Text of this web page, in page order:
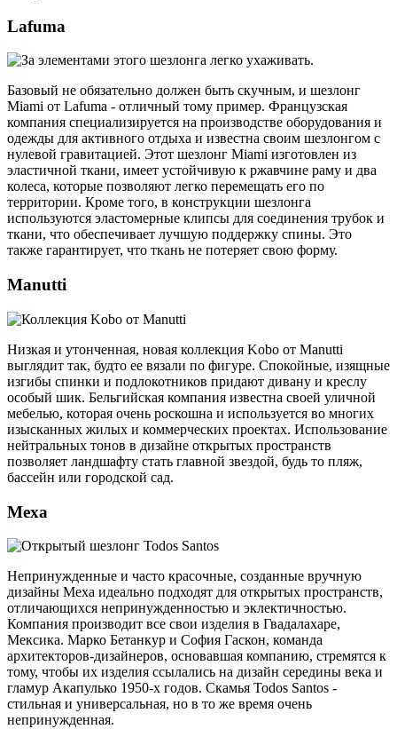
Lafuma
Базовый не обязательно должен быть скучным, и шезлонг
Miami от Lafuma - отличный тому пример. Французская
компания специализируется на производстве оборудования и
одежды для активного отдыха и известна своим шезлонгом с
нулевой гравитацией. Этот шезлонг Miami изготовлен из
эластичной ткани, имеет устойчивую к ржавчине раму и два
колеса, которые позволяют легко перемещать его по
территории. Кроме того, в конструкции шезлонга
используются эластомерные клипсы для соединения трубок и
ткани, что обеспечивает лучшую поддержку спины. Это
также гарантирует, что ткань не потеряет свою форму.
Manutti
Низкая и утонченная, новая коллекция Kobo от Manutti
выглядит так, будто ее вязали по фигуре. Спокойные, изящные
изгибы спинки и подлокотников придают дивану и креслу
особый шик. Бельгийская компания известна своей уличной
мебелью, которая очень роскошна и используется во многих
изысканных жилых и коммерческих проектах. Использование
нейтральных тонов в дизайне открытых пространств
позволяет ландшафту стать главной звездой, будь то пляж,
бассейн или городской сад.
Mexa
Непринужденные и часто красочные, созданные вручную
дизайны Mexa идеально подходят для открытых пространств,
отличающихся непринужденностью и эклектичностью.
Компания производит все свои изделия в Гвадалахаре,
Мексика. Марко Бетанкур и София Гаскон, команда
архитекторов-дизайнеров, основавшая компанию, стремятся к
тому, чтобы их изделия ссылались на дизайн середины века и
гламур Акапулько 1950-х годов. Скамья Todos Santos -
стильная и универсальная, но в то же время очень
непринужденная.